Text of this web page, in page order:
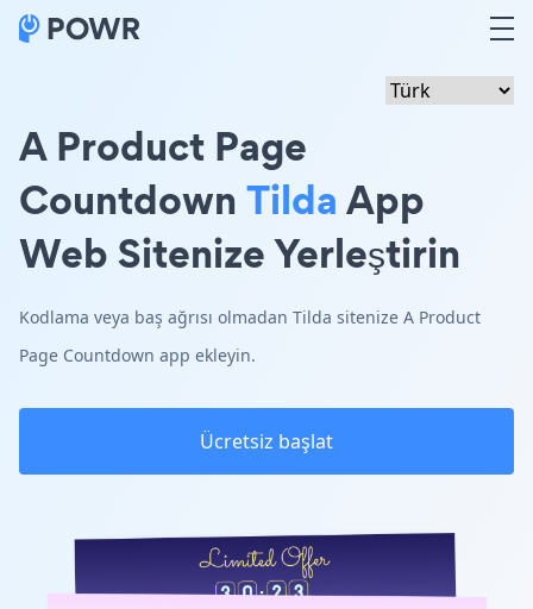
A Product Page
CountdownTildaApp
Web Sitenize Yerleştirin
Kodlama veya baş ağrısı olmadan Tilda sitenize A Product
Page Countdown app ekleyin.
Ücretsiz başlat